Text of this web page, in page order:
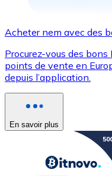
Acheter nem avec des
Procurez-vous des
points de vente en
depuis l’application.
En savoir plus